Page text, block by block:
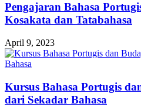
Pengajaran Bahasa
Kosakata dan Tatabahasa
April 9, 2023
Kursus Bahasa Portugis
dari Sekadar Bahasa